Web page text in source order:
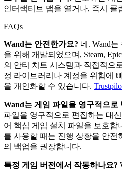
인터랙티브 맵을 열거나, 즉시 클
FAQs
Wand는 안전한가요? 네. Wand
을 위해 개발되었으며, Steam,
의 안티 치트 시스템과 직접적으
정 라이브러리나 계정을 위험에
을 개인화할 수 있습니다.
Wand는 게임 파일을 영구적으로
파일을 영구적으로 편집하는 대
어 핵심 게임 설치 파일을 보호합
를 사용할 때는 진행 상황을 안전
의 백업을 권장합니다.
특정 게임 버전에서 작동하나요?